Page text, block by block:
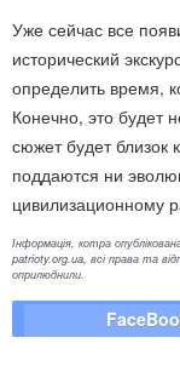
Уже сейчас все
исторический
определить время,
Конечно, это будет
сюжет будет близок
поддаются ни
цивилизационному
Інформація, котра
patrioty.org.ua, всі права та
оприлюднили.